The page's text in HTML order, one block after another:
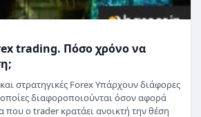
trading. Πόσο χρόνο να
στρατηγικές Forex Υπάρχουν διάφορες
οποίες διαφοροποιούνται όσον αφορά
που ο trader κρατάει ανοικτή την θέση